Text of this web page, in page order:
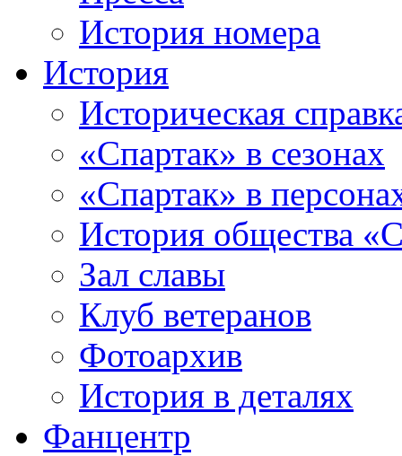
История номера
История
Историческая
«Спартак» в сезонах
«Спартак» в
История общества
Зал славы
Клуб ветеранов
Фотоархив
История в деталях
Фанцентр